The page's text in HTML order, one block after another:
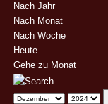
Nach Jahr
Nach Monat
Nach Woche
Heute
Gehe zu Monat